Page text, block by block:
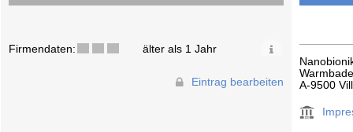
Firmendaten: älter als 1 Jahr
Eintrag bearbeiten
A-9500